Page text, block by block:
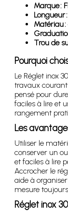
Marque :
Longueur
Matériau
Trou de
Pourquoi
Le Réglet inox
travaux
pensé pour
faciles à lire et
rangement
Les
Utiliser le
conserver un
et faciles à lire
Accrocher le
aide à
mesure
Réglet inox